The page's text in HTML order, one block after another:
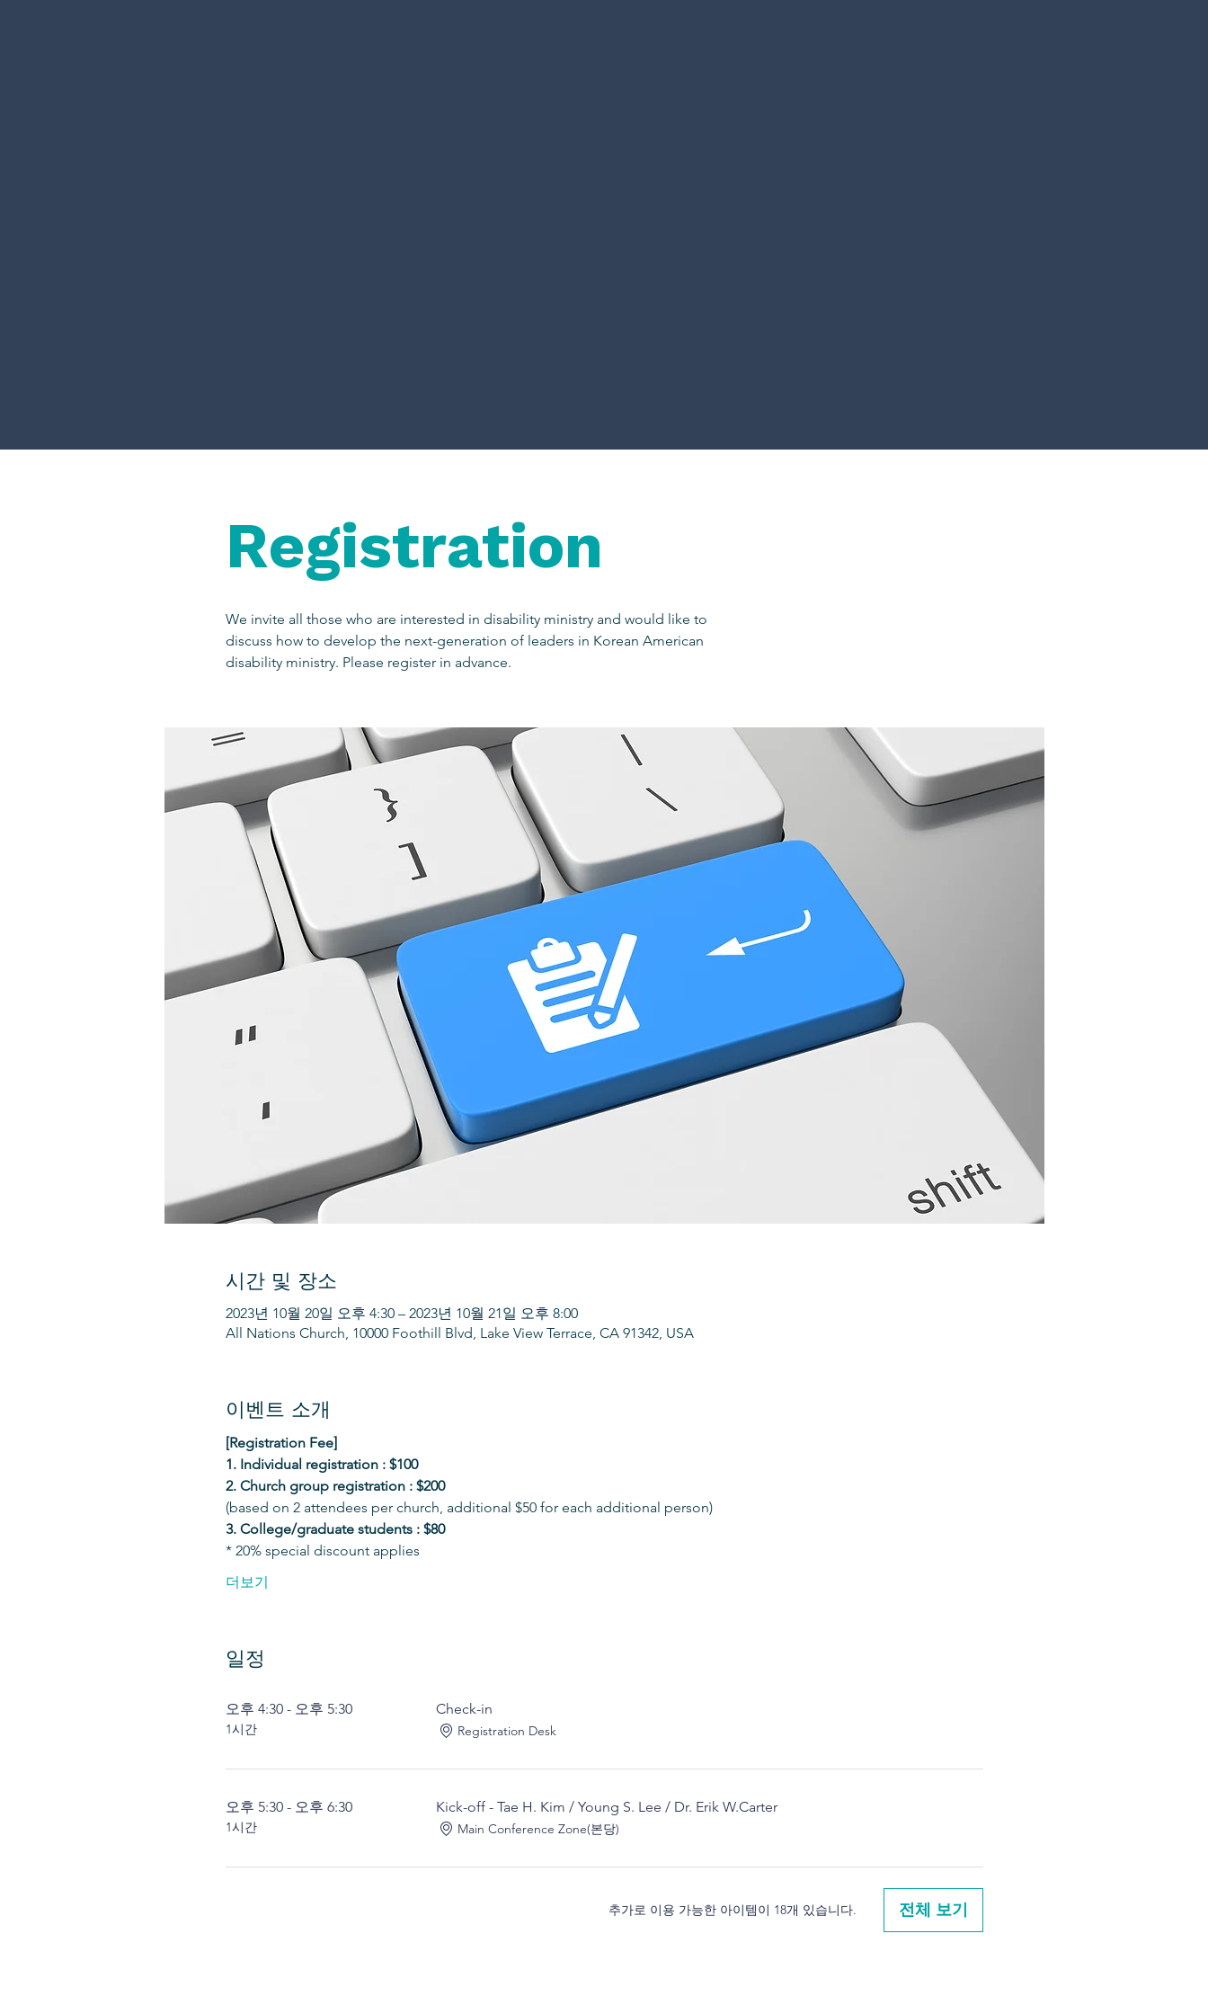
Registration
We invite all those who are interested in disability ministry and would like to
discuss how to develop the next-generation of leaders in Korean American
disability ministry. Please register in advance.
시간 및 장소
2023년 10월 20일 오후 4:30 – 2023년 10월 21일 오후 8:00
All Nations Church, 10000 Foothill Blvd, Lake View Terrace, CA 91342, USA
이벤트 소개
[Registration Fee]
1. Individual registration : $100
2. Church group registration : $200
(based on 2 attendees per church, additional $50 for each additional person)
3. College/graduate students : $80
* 20% special discount applies
더보기
일정
오후 4:30 - 오후 5:30
1시간
Check-in
Registration Desk
오후 5:30 - 오후 6:30
1시간
Kick-off - Tae H. Kim / Young S. Lee / Dr. Erik W.Carter
Main Conference Zone(본당)
추가로 이용 가능한 아이템이 18개 있습니다. 전체 보기